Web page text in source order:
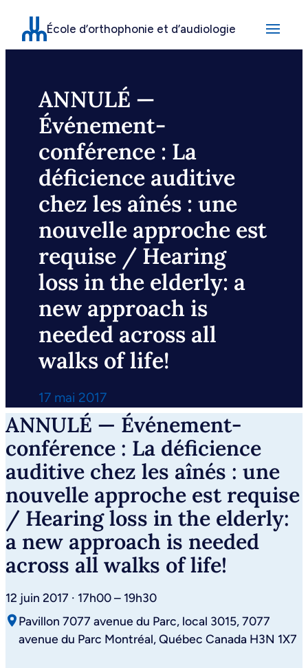
Aller
contenu
École d’orthophonie et d’audiologie
ANNULÉ —
Événement-
conférence : La
déficience auditive
chez les aînés : une
nouvelle approche est
requise / Hearing
loss in the elderly: a
new approach is
needed across all
walks of life!
17 mai 2017
ANNULÉ — Événement-
conférence : La déficience
auditive chez les aînés : une
nouvelle approche est requise
/ Hearing loss in the elderly:
a new approach is needed
across all walks of life!
12 juin 2017 · 17h00 – 19h30
Pavillon 7077 avenue du Parc, local 3015, 7077
avenue du Parc Montréal, Québec Canada H3N 1X7